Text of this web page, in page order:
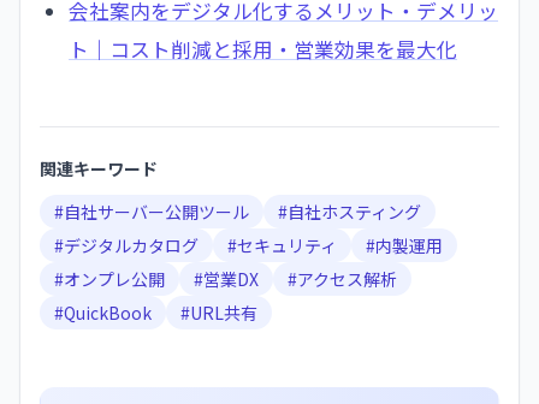
会社案内をデジタル化するメリット・デメリッ
ト｜コスト削減と採用・営業効果を最大化
関連キーワード
#自社サーバー公開ツール #自社ホスティング
#デジタルカタログ #セキュリティ #内製運用
#オンプレ公開 #営業DX #アクセス解析
#QuickBook #URL共有